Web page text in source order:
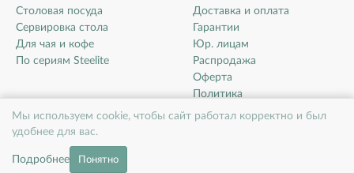
Мы используем cookie, чтобы сайт работал корректно и был
удобнее для вас.
Подробнее Понятно
Столовая посуда
Сервировка стола
Для чая и кофе
По сериям Steelite
Доставка и оплата
Гарантии
Юр. лицам
Распродажа
Оферта
Политика
конфиденциальности